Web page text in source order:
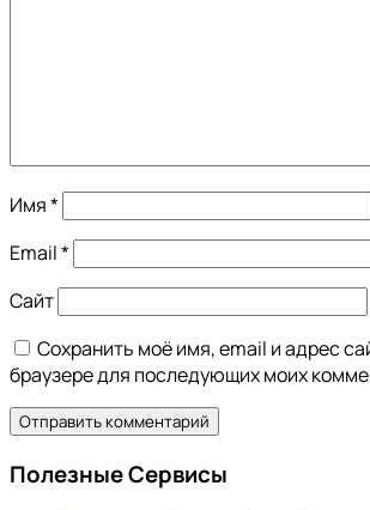
Имя*
Email*
Сайт
Сохранить моё имя, email и адрес
браузере для последующих моих
Полезные Сервисы